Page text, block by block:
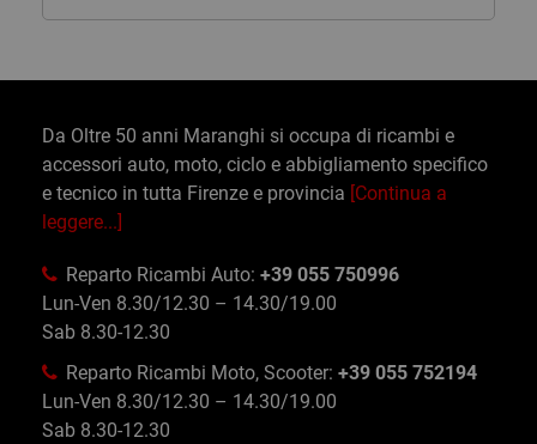
Da Oltre 50 anni Maranghi si occupa di ricambi e
accessori auto, moto, ciclo e abbigliamento specifico
e tecnico in tutta Firenze e provincia [Continua a
leggere...]
Reparto Ricambi Auto: +39 055 750996
Lun-Ven 8.30/12.30 – 14.30/19.00
Sab 8.30-12.30
Reparto Ricambi Moto, Scooter: +39 055 752194
Lun-Ven 8.30/12.30 – 14.30/19.00
Sab 8.30-12.30